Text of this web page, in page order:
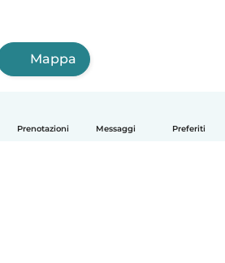
Prenotazioni Messaggi Preferiti
Mappa